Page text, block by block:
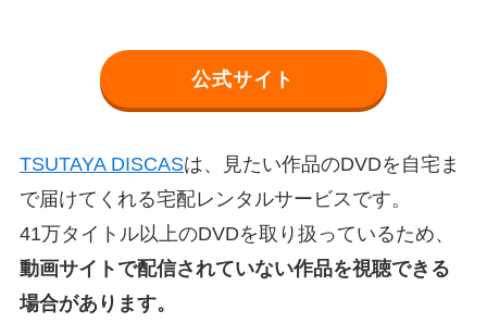
公式サイト
TSUTAYA DISCASは、見たい作品のDVDを自宅ま
で届けてくれる宅配レンタルサービスです。
41万タイトル以上のDVDを取り扱っているため、
動画サイトで配信されていない作品を視聴できる
場合があります。